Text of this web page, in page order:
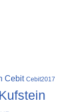
Cebit Cebit2017
Kufstein